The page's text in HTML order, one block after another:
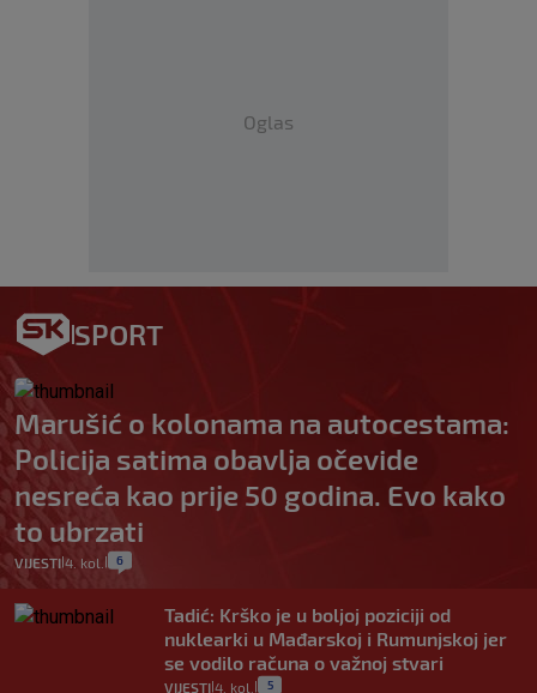
Oglas
SPORT
Marušić o kolonama na autocestama:
Policija satima obavlja očevide
nesreća kao prije 50 godina. Evo kako
to ubrzati
VIJESTI 4. kol. 6
Tadić: Krško je u boljoj poziciji od
nuklearki u Mađarskoj i Rumunjskoj jer
se vodilo računa o važnoj stvari
VIJESTI 4. kol. 5